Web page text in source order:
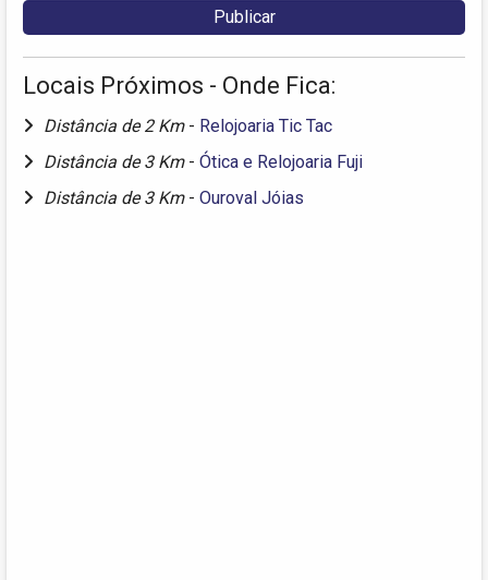
Locais Próximos - Onde Fica:
Distância de 2 Km - Relojoaria Tic Tac
Distância de 3 Km - Ótica e Relojoaria Fuji
Distância de 3 Km - Ouroval Jóias